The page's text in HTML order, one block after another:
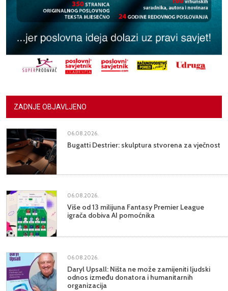
ZADNJE OBJAVLJENO
06.08.2026.
Bugatti Destrier: skulptura stvorena za vječnost
06.08.2026.
Više od 13 milijuna Fantasy Premier League
igrača dobiva AI pomoćnika
06.08.2026.
Daryl Upsall: Ništa ne može zamijeniti ljudski
odnos između donatora i humanitarnih
organizacija